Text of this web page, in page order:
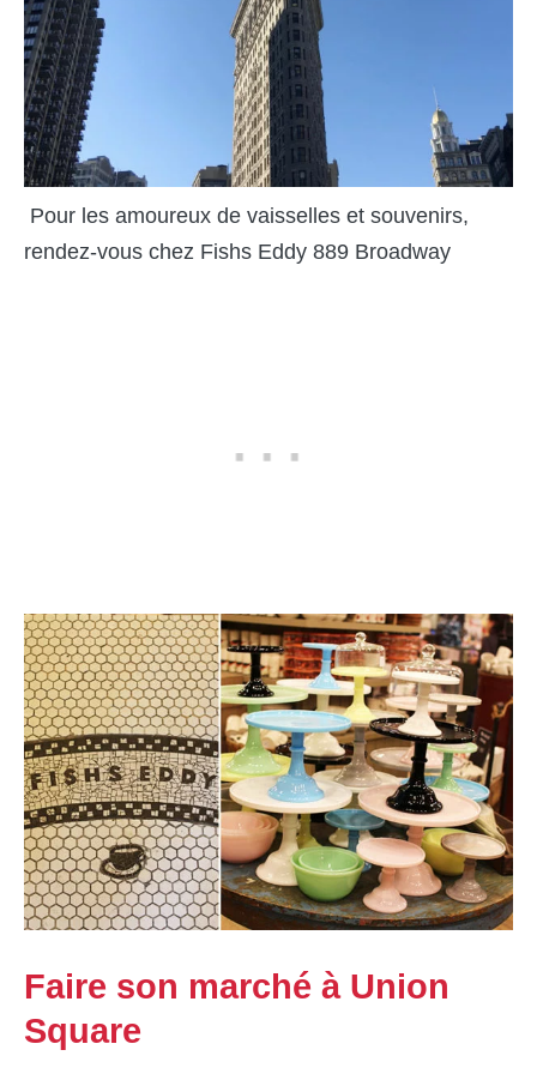
Pour les amoureux de vaisselles et souvenirs,
rendez-vous chez Fishs Eddy 889 Broadway
Faire son marché à Union
Square